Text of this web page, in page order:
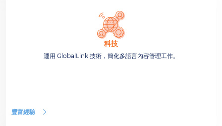
科技
運用 GlobalLink 技術，簡化多語言內容管理工作。
豐富經驗